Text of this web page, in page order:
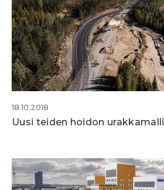
18.10.2018
Uusi teiden hoidon urakkamalli